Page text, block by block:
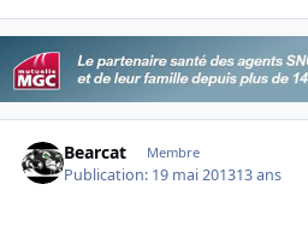
Bearcat Membre
Publication: 19 mai 201313 ans